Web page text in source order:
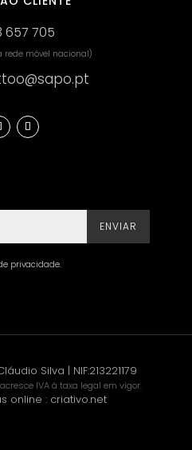
657 705
rede móvel nacional)
ENVIAR
privacidade.
Silva | NIF:213221179
IVA à taxa legal em vigor.
online : criativo.net